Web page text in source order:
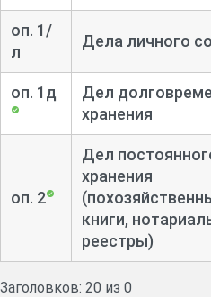
оп. 1/
л
Дела личного
оп. 1д
Дел
хранения
оп. 2
Дел
хранения
книги,
реестры)
Заголовков: 20 из 0